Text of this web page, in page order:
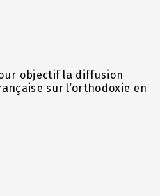
objectif la diffusion
sur l’orthodoxie en